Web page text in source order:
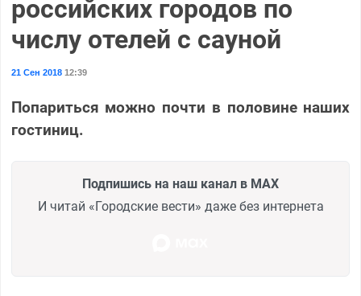
российских городов по
числу отелей с сауной
21 Сен 201812:39
Попариться можно почти в половине наших
гостиниц.
Подпишись на наш канал в MAX
И читай «Городские вести» даже без интернета